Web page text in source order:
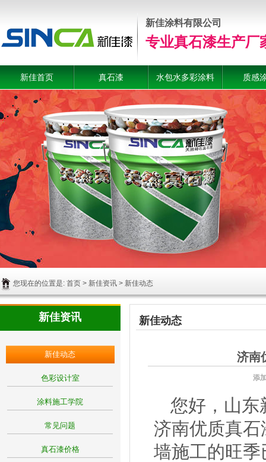
新佳涂料有限公司
专业真石漆生产厂
新佳首页 真石漆 水包水多彩涂料 质感
您现在的位置是: 首页 > 新佳资讯 > 新佳动态
新佳资讯
新佳动态
色彩设计室
涂料施工学院
常见问题
真石漆价格
新佳动态
济南
添
您好，山东
济南优质真
墙施工的旺